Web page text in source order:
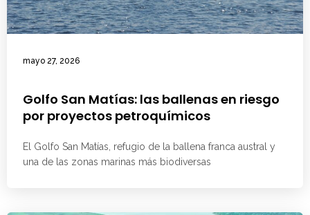
mayo 27, 2026
Golfo San Matías: las ballenas en riesgo
por proyectos petroquímicos
El Golfo San Matías, refugio de la ballena franca austral y
una de las zonas marinas más biodiversas